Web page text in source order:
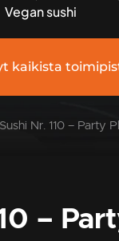
Vegan sushi
kaikista
Nr. 110 – Party
–